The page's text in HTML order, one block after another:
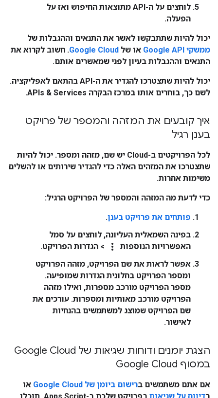
לוחצים על ה-API מתוצאות החיפוש ואז על
הפעלה.
יכול להיות שתתבקשו לאשר את התנאים וההגבלות של
ממשקי Google API
או של Google Cloud. חשוב לקרוא את
התנאים וההגבלות בעיון לפני שמאשרים אותם.
יכול להיות שתצטרכו להגדיר את ה-API בהתאם לאפליקציה.
לשם כך, בוחרים אותו במרכז הבקרה APIs & Services
.
איך קובעים את המזהה והמספר של פרויקט
בענן רגיל
לכל הפרויקטים ב-Cloud יש שם, מזהה ומספר. יכול להיות
שתצטרכו את המזהים האלה כדי להגדיר שירותים או להשלים
משימות אחרות.
כדי לדעת מה המזהה והמספר של הפרויקט הרגיל:
פותחים את פרויקט בענן.
בפינה השמאלית העליונה, לוחצים על סמל
האפשרויות הנוספות
more_vert
> הגדרות הפרויקט.
אפשר לראות את שם הפרויקט, מזהה הפרויקט
ומספר הפרויקט בחלונית הגדרות שמופיעה.
מספר הפרויקט מורכב מספרות, ואילו מזהה
הפרויקט מורכב מאותיות ומספרות. עורכים את
שם הפרויקט שמוצג למשתמשים בהנחיות
לאישור.
הצגת יומנים ודוחות שגיאות של Google Cloud
במסוף Google Cloud
אם אתם משתמשים ברישום ביומן של Google Cloud
או